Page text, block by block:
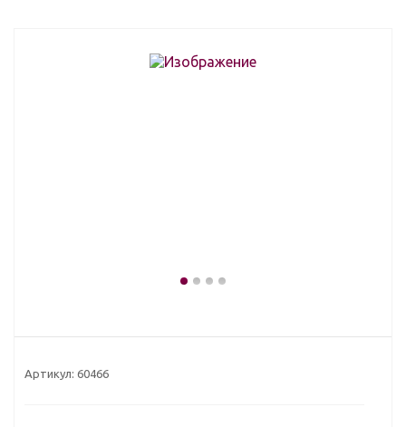
Артикул: 60466